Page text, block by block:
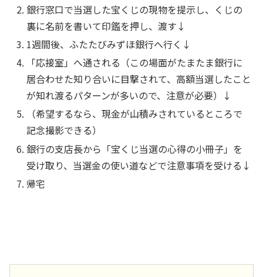
銀行窓口で当選した宝くじの現物を提示し、くじの
裏に名前を書いて印鑑を押し、渡す↓
1週間後、ふたたびみずほ銀行へ行く↓
「応接室」へ通される（この場面がたまたま銀行に
居合わせた知り合いに目撃されて、高額当選したこと
が知れ渡るパターンが多いので、注意が必要）↓
（希望するなら、現金が山積みされているところで
記念撮影できる）
銀行の支店長から「宝くじ当選の心得の小冊子」を
受け取り、当選金の使い道などで注意事項を受ける↓
帰宅